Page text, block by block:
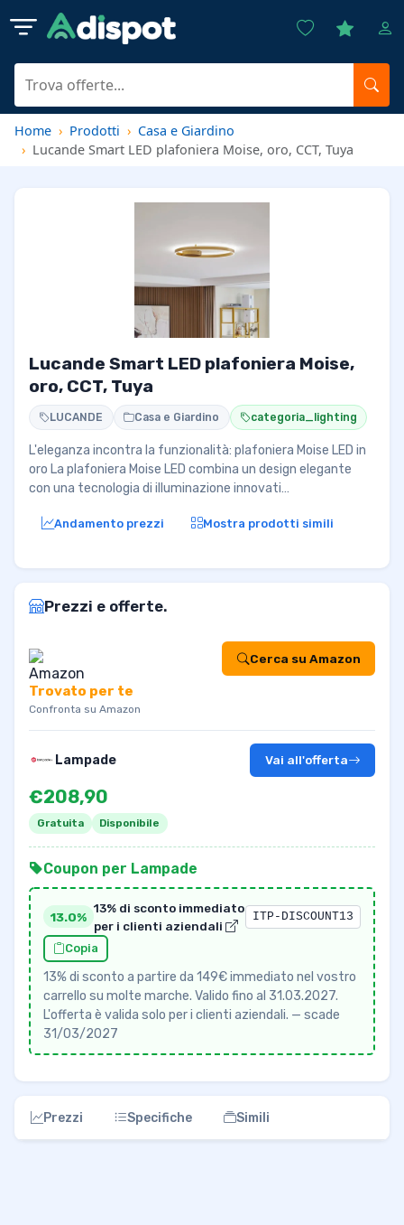
Home Prodotti
Casa e Giardino
Lucande Smart LED plafoniera Moise, oro, CCT, Tuya
Lucande Smart LED plafoniera Moise,
oro, CCT, Tuya
LUCANDE Casa e Giardino categoria_lighting
L'eleganza incontra la funzionalità: plafoniera Moise LED in
oro La plafoniera Moise LED combina un design elegante
con una tecnologia di illuminazione innovati…
Andamento prezzi Mostra prodotti simili
Prezzi e offerte.
Trovato per te
Confronta su Amazon
Cerca su Amazon
Lampade
€208,90
Gratuita Disponibile
Vai all'offerta
Coupon per Lampade
13.0%
13% di sconto immediato
per i clienti aziendali
ITP-DISCOUNT13
Copia
13% di sconto a partire da 149€ immediato nel vostro
carrello su molte marche. Valido fino al 31.03.2027.
L'offerta è valida solo per i clienti aziendali. — scade
31/03/2027
Prezzi Specifiche Simili